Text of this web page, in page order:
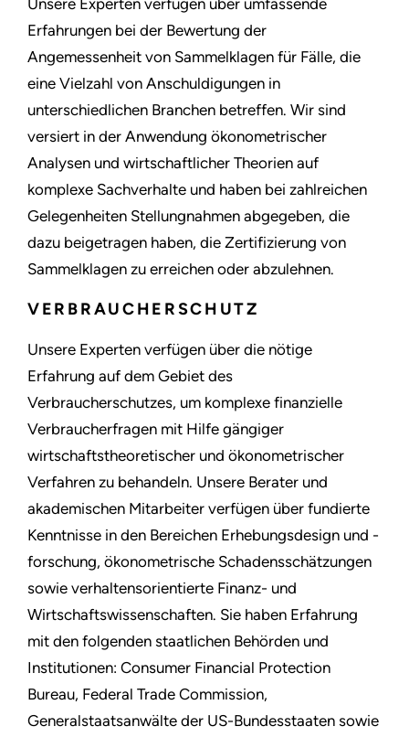
Unsere Experten verfügen über umfassende
Erfahrungen bei der Bewertung der
Angemessenheit von Sammelklagen für Fälle, die
eine Vielzahl von Anschuldigungen in
unterschiedlichen Branchen betreffen. Wir sind
versiert in der Anwendung ökonometrischer
Analysen und wirtschaftlicher Theorien auf
komplexe Sachverhalte und haben bei zahlreichen
Gelegenheiten Stellungnahmen abgegeben, die
dazu beigetragen haben, die Zertifizierung von
Sammelklagen zu erreichen oder abzulehnen.
VERBRAUCHERSCHUTZ
Unsere Experten verfügen über die nötige
Erfahrung auf dem Gebiet des
Verbraucherschutzes, um komplexe finanzielle
Verbraucherfragen mit Hilfe gängiger
wirtschaftstheoretischer und ökonometrischer
Verfahren zu behandeln. Unsere Berater und
akademischen Mitarbeiter verfügen über fundierte
Kenntnisse in den Bereichen Erhebungsdesign und -
forschung, ökonometrische Schadensschätzungen
sowie verhaltensorientierte Finanz- und
Wirtschaftswissenschaften. Sie haben Erfahrung
mit den folgenden staatlichen Behörden und
Institutionen: Consumer Financial Protection
Bureau, Federal Trade Commission,
Generalstaatsanwälte der US-Bundesstaaten sowie